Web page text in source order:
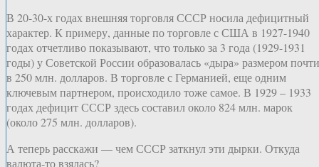
В 20-30-х годах внешняя торговля СССР носила дефицитный
характер. К примеру, данные по торговле с США в 1927-1940
годах отчетливо показывают, что только за 3 года (1929-1931
годы) у Советской России образовалась «дыра» размером почти
в 250 млн. долларов. В торговле с Германией, еще одним
ключевым партнером, происходило тоже самое. В 1929 – 1933
годах дефицит СССР здесь составил около 824 млн. марок
(около 275 млн. долларов).
А теперь расскажи — чем СССР заткнул эти дырки. Откуда
валюта-то взялась?